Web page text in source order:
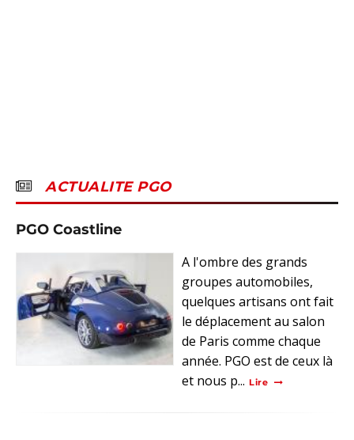
ACTUALITE PGO
PGO Coastline
A l'ombre des grands
groupes automobiles,
quelques artisans ont fait
le déplacement au salon
de Paris comme chaque
année. PGO est de ceux là
et nous p... Lire